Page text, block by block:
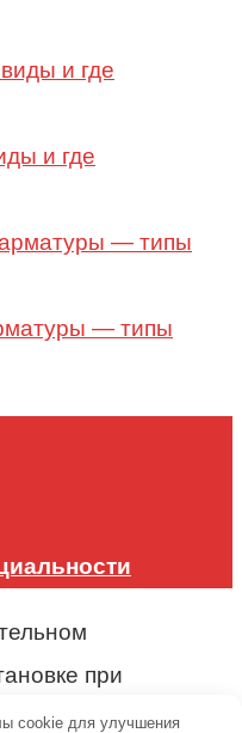
и где
— типы
при
cookie для улучшения